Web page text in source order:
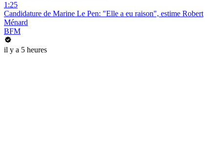
1:25
Candidature de Marine Le Pen: "Elle a eu raison", estime Robert
Ménard
BFM
il y a 5 heures